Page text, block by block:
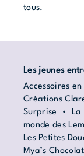
tous.
Les jeunes
Accessoires
Créations
Surprise • La
monde des
Les Petites
Mya’s